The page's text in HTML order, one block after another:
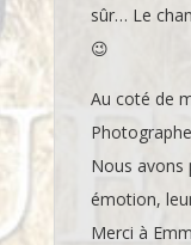
sûr… Le
😉
Au coté de
Nous avons
émotion,
Merci à